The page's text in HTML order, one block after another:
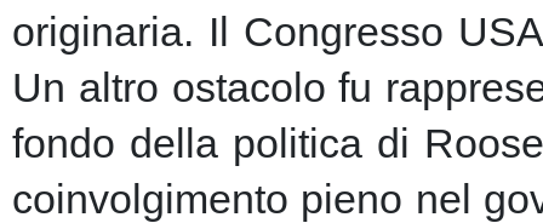
originaria. Il Congresso
Un altro ostacolo fu
fondo della politica di
coinvolgimento pieno nel